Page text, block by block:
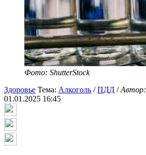
Фото: ShutterStock
Здоровье Тема: Алкоголь /ПДД /Автор:
01.01.2025 16:45